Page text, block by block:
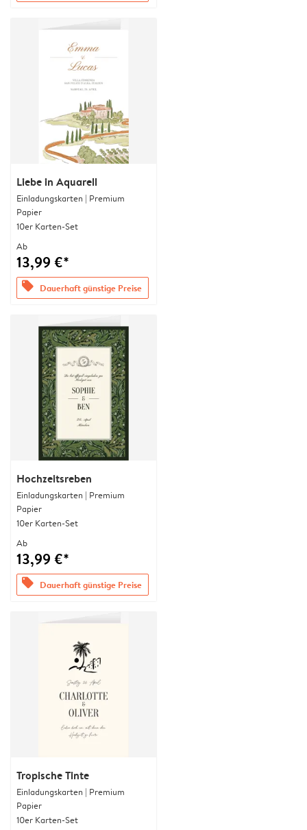
Liebe in Aquarell
Einladungskarten | Premium
Papier
10er Karten-Set
Ab
13,99 €*
offers Dauerhaft günstige Preise
Hochzeitsreben
Einladungskarten | Premium
Papier
10er Karten-Set
Ab
13,99 €*
offers Dauerhaft günstige Preise
Tropische Tinte
Einladungskarten | Premium
Papier
10er Karten-Set